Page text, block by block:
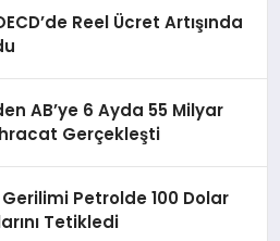
Reel Ücret Artışında
AB’ye 6 Ayda 55 Milyar
Gerçekleşti
Gerilimi Petrolde 100 Dolar
Tetikledi